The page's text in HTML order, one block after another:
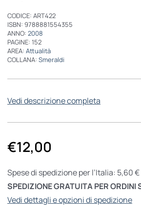
CODICE: ART422
ISBN: 9788881554355
ANNO: 2008
PAGINE: 152
AREA: Attualità
COLLANA: Smeraldi
Vedi descrizione completa
€12,00
Spese di spedizione per l’Italia: 5,60 €
SPEDIZIONE GRATUITA PER
Vedi dettagli e opzioni di spedizione